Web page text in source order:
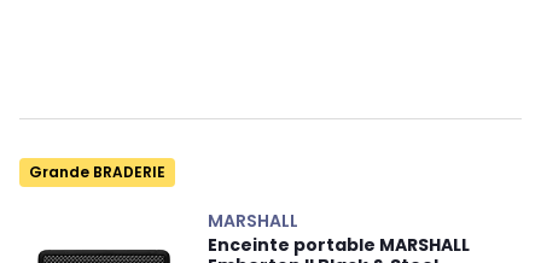
Grande BRADERIE
MARSHALL
Enceinte portable MARSHALL